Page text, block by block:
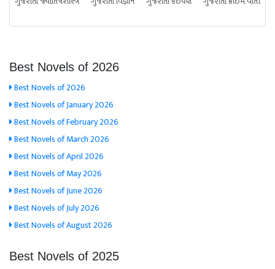
Best Novels of 2026
Best Novels of 2026
Best Novels of January 2026
Best Novels of February 2026
Best Novels of March 2026
Best Novels of April 2026
Best Novels of May 2026
Best Novels of June 2026
Best Novels of July 2026
Best Novels of August 2026
Best Novels of 2025